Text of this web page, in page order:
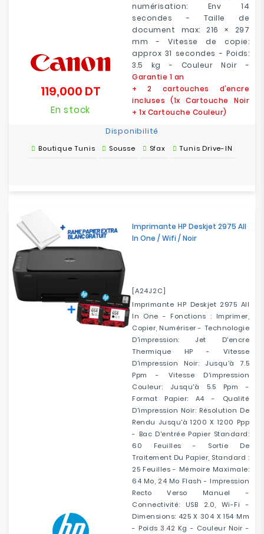
numérisation: Env 14
secondes - Taille de
document max: 216 × 297
mm - Vitesse de copie:
approx 31 secondes - Poids:
3.5 kg - Couleur Noir -
Garantie 1 an
+ 2 cartouches d’encre
incluses (1x Cartouche Noir
+ 1x Cartouche Couleur)
119,000 DTPrix
En stock
Disponibilité
Boutique Tunis Sousse Sfax Tunis Drive-IN
Imprimante HP Deskjet 2975 All
In One / Wifi / Noir
[A24J2C]
Imprimante HP Deskjet 2975 All
In One - Fonctions : Imprimer,
Copier, Numériser - Technologie
D'impression: Jet D'encre
Thermique HP - Vitesse
D'impression Noir: Jusqu'à 7.5
Ppm - Vitesse D'impression
Couleur: Jusqu'à 5.5 Ppm -
Format Papier: A4 - Qualité
D'impression Noir: Résolution De
Rendu Jusqu'à 1200 X 1200 Ppp
- Bac D'entrée Papier Standard:
60 Feuilles - Sortie De
Traitement Du Papier, Standard :
25 Feuilles - Mémoire Maximale:
64 Mo, 24 Mo Flash - Impression
Recto Verso Manuel -
Connectivité: USB 2.0, Wi-Fi -
Dimensions: 425 X 304 X 154 Mm
- Poids 3.42 Kg - Couleur Noir -